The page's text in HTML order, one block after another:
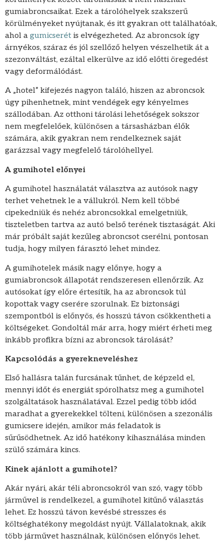
gumiabroncsaikat. Ezek a tárolóhelyek szakszerű
körülményeket nyújtanak, és itt gyakran ott találhatóak,
ahol a gumicserét is elvégezheted. Az abroncsok így
árnyékos, száraz és jól szellőző helyen vészelhetik át a
szezonváltást, ezáltal elkerülve az idő előtti öregedést
vagy deformálódást.
A „hotel” kifejezés nagyon találó, hiszen az abroncsok
úgy pihenhetnek, mint vendégek egy kényelmes
szállodában. Az otthoni tárolási lehetőségek sokszor
nem megfelelőek, különösen a társasházban élők
számára, akik gyakran nem rendelkeznek saját
garázzsal vagy megfelelő tárolóhellyel.
A gumihotel előnyei
A gumihotel használatát választva az autósok nagy
terhet vehetnek le a vállukról. Nem kell többé
cipekedniük és nehéz abroncsokkal emelgetniük,
tiszteletben tartva az autó belső terének tisztaságát. Aki
már próbált saját kezűleg abroncsot cserélni, pontosan
tudja, hogy milyen fárasztó lehet mindez.
A gumihotelek másik nagy előnye, hogy a
gumiabroncsok állapotát rendszeresen ellenőrzik. Az
autósokat így előre értesítik, ha az abroncsok túl
kopottak vagy cserére szorulnak. Ez biztonsági
szempontból is előnyös, és hosszú távon csökkentheti a
költségeket. Gondoltál már arra, hogy miért érheti meg
inkább profikra bízni az abroncsok tárolását?
Kapcsolódás a gyerekneveléshez
Első hallásra talán furcsának tűnhet, de képzeld el,
mennyi időt és energiát spórolhatsz meg a gumihotel
szolgáltatások használatával. Ezzel pedig több időd
maradhat a gyerekekkel tölteni, különösen a szezonális
gumicsere idején, amikor más feladatok is
sűrűsödhetnek. Az idő hatékony kihasználása minden
szülő számára kincs.
Kinek ajánlott a gumihotel?
Akár nyári, akár téli abroncsokról van szó, vagy több
járművel is rendelkezel, a gumihotel kitűnő választás
lehet. Ez hosszú távon kevésbé stresszes és
költséghatékony megoldást nyújt. Vállalatoknak, akik
több járművet használnak, különösen előnyös lehet.